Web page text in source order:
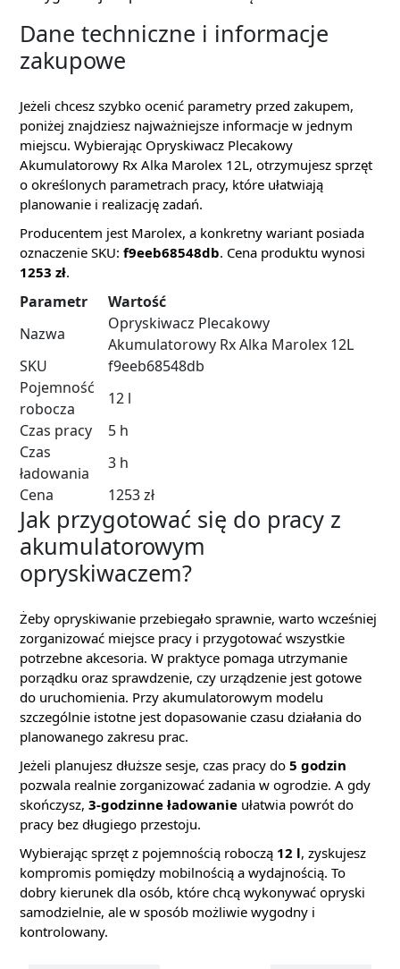
Dane techniczne i informacje
zakupowe
Jeżeli chcesz szybko ocenić parametry przed zakupem,
poniżej znajdziesz najważniejsze informacje w jednym
miejscu. Wybierając Opryskiwacz Plecakowy
Akumulatorowy Rx Alka Marolex 12L, otrzymujesz sprzęt
o określonych parametrach pracy, które ułatwiają
planowanie i realizację zadań.
Producentem jest Marolex, a konkretny wariant posiada
oznaczenie SKU: f9eeb68548db. Cena produktu wynosi
1253 zł.
Parametr
Wartość
Nazwa
Opryskiwacz Plecakowy
Akumulatorowy Rx Alka Marolex 12L
SKU
f9eeb68548db
Pojemność
robocza
12 l
Czas pracy
5 h
Czas
ładowania
3 h
Cena
1253 zł
Jak przygotować się do pracy z
akumulatorowym
opryskiwaczem?
Żeby opryskiwanie przebiegało sprawnie, warto wcześniej
zorganizować miejsce pracy i przygotować wszystkie
potrzebne akcesoria. W praktyce pomaga utrzymanie
porządku oraz sprawdzenie, czy urządzenie jest gotowe
do uruchomienia. Przy akumulatorowym modelu
szczególnie istotne jest dopasowanie czasu działania do
planowanego zakresu prac.
Jeżeli planujesz dłuższe sesje, czas pracy do 5 godzin
pozwala realnie zorganizować zadania w ogrodzie. A gdy
skończysz, 3-godzinne ładowanie ułatwia powrót do
pracy bez długiego przestoju.
Wybierając sprzęt z pojemnością roboczą 12 l, zyskujesz
kompromis pomiędzy mobilnością a wydajnością. To
dobry kierunek dla osób, które chcą wykonywać opryski
samodzielnie, ale w sposób możliwie wygodny i
kontrolowany.